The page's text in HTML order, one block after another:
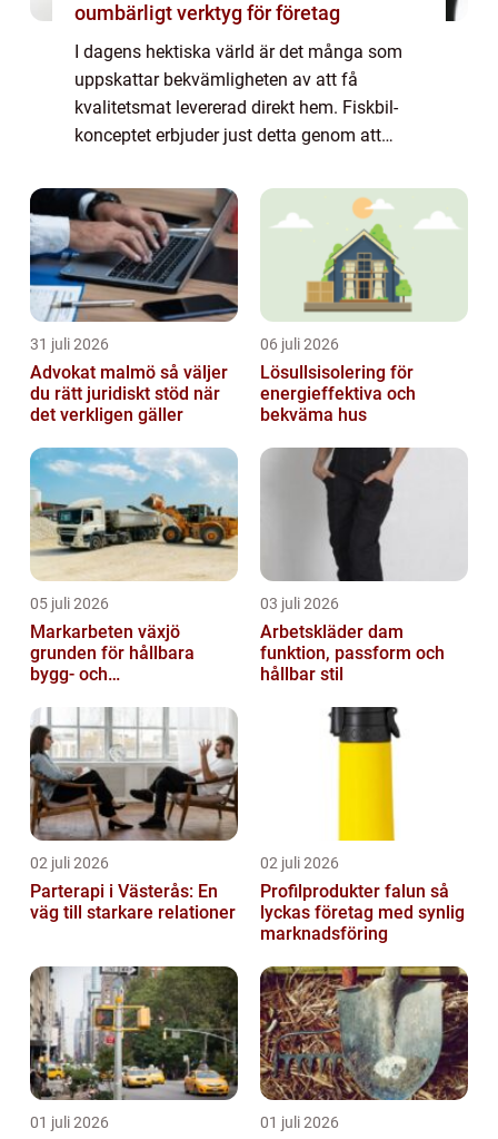
oumbärligt verktyg för företag
I dagens hektiska värld är det många som
uppskattar bekvämligheten av att få
kvalitetsmat levererad direkt hem. Fiskbil-
konceptet erbjuder just detta genom att
direkt till ...
31 juli 2026
Advokat malmö så väljer
du rätt juridiskt stöd när
det verkligen gäller
06 juli 2026
Lösullsisolering för
energieffektiva och
bekväma hus
05 juli 2026
Markarbeten växjö
grunden för hållbara
bygg- och
03 juli 2026
Arbetskläder dam
funktion, passform och
hållbar stil
02 juli 2026
Parterapi i Västerås: En
väg till starkare relationer
02 juli 2026
Profilprodukter falun så
lyckas företag med synlig
marknadsföring
01 juli 2026 01 juli 2026